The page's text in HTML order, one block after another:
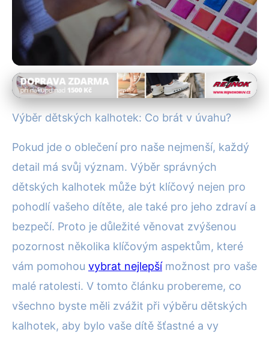
Dětské spodní prádlo
Jak Vybrat Dětské Kalhotky:
31. 12. 2025 · 4 min čtení · Autor: Lenka Čechová
Výběr dětských kalhotek: Co brát v úvahu?
Pokud jde o oblečení pro naše nejmenší, každý
detail má svůj význam. Výběr správných
dětských kalhotek může být klíčový nejen pro
pohodlí vašeho dítěte, ale také pro jeho zdraví a
bezpečí. Proto je důležité věnovat zvýšenou
pozornost několika klíčovým aspektům, které
vám pomohou vybrat nejlepšímožnost pro vaše
malé ratolesti. V tomto článku probereme, co
všechno byste měli zvážit při výběru dětských
kalhotek, aby bylo vaše dítě šťastné a vy